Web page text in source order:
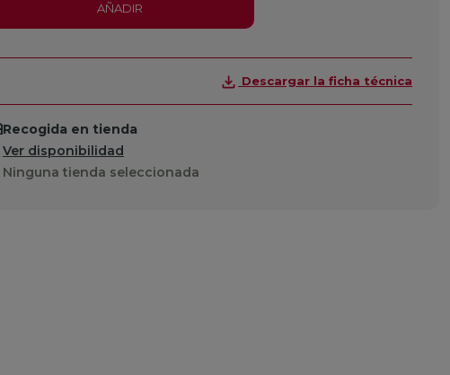
AÑADIR
Descargar la ficha técnica
Recogida en tienda
Ver disponibilidad
Ninguna tienda seleccionada